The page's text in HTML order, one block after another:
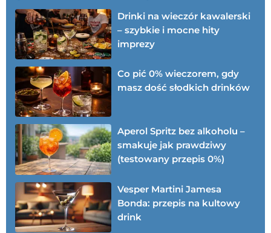
Drinki na wieczór kawalerski
– szybkie i mocne hity
imprezy
Co pić 0% wieczorem, gdy
masz dość słodkich drinków
Aperol Spritz bez alkoholu –
smakuje jak prawdziwy
(testowany przepis 0%)
Vesper Martini Jamesa
Bonda: przepis na kultowy
drink